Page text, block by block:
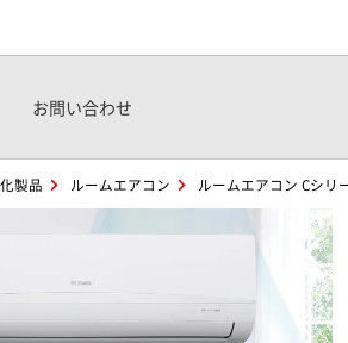
お問い合わせ
製品 ルームエアコン ルームエアコン Cシリ